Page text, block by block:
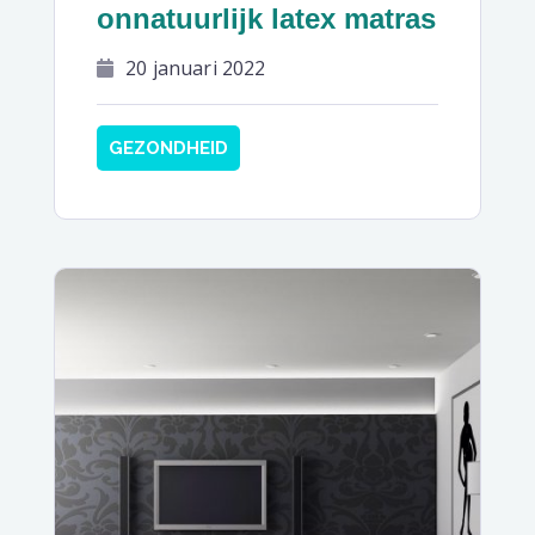
onnatuurlijk latex matras
20 januari 2022
GEZONDHEID